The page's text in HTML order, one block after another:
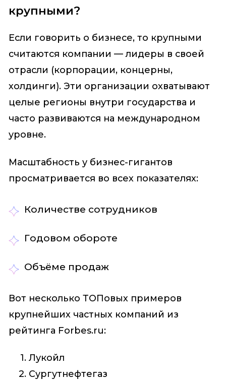
крупными?
Если говорить о бизнесе, то крупными
считаются компании — лидеры в своей
отрасли (корпорации, концерны,
холдинги). Эти организации охватывают
целые регионы внутри государства и
часто развиваются на международном
уровне.
Масштабность у бизнес-гигантов
просматривается во всех показателях:
Количестве сотрудников
Годовом обороте
Объёме продаж
Вот несколько ТОПовых примеров
крупнейших частных компаний из
рейтинга Forbes.ru:
Лукойл
Сургутнефтегаз